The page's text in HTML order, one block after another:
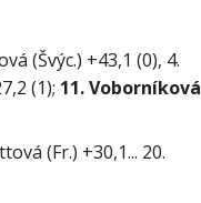
(Švýc.) +43,1 (0), 4.
(1); 11. Voborníková
(Fr.) +30,1... 20.